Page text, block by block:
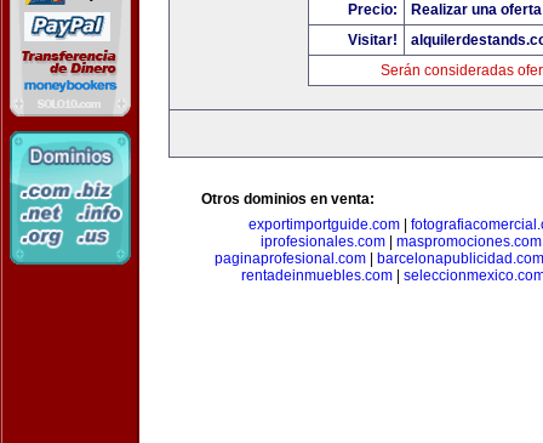
Precio:
Realizar una
Visitar!
Serán consideradas
Otros dominios en venta:
exportimportguide.com
iprofesionales.com
maspromociones.com
paginaprofesional.com|
barcelonapublicidad.com
rentadeinmuebles.com